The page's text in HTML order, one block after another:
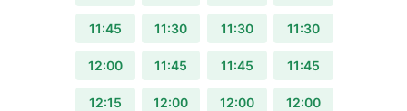
11:45
12:00
12:15
11:30
11:45
12:00
11:30
11:45
12:00
11:30
11:45
12:00